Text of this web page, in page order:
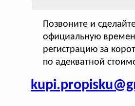
Позвоните и
официальную
регистрацию за
по адекватной